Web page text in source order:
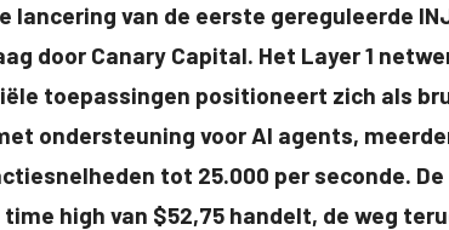
lancering van de eerste gereguleerde
door Canary Capital. Het Layer 1
toepassingen positioneert zich als
ondersteuning voor AI agents,
tot 25.000 per seconde.
high van $52,75 handelt, de weg